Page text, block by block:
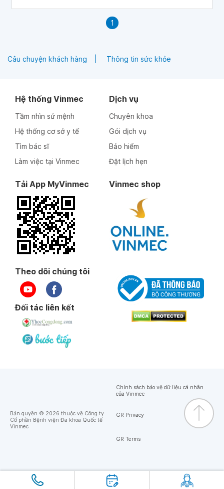
1
Câu chuyện khách hàng Thông tin sức khỏe
Hệ thống Vinmec
Tầm nhìn sứ mệnh
Hệ thống cơ sở y tế
Tìm bác sĩ
Làm việc tại Vinmec
Dịch vụ
Chuyên khoa
Gói dịch vụ
Bảo hiểm
Đặt lịch hẹn
Tải App MyVinmec Vinmec shop
Theo dõi chúng tôi
Đối tác liên kết
Bản quyền © 2026 thuộc về Công ty
Cổ phần Bệnh viện Đa khoa Quốc tế
Vinmec
Chính sách bảo vệ dữ liệu cá nhân
của Vinmec
GR Privacy
GR Terms